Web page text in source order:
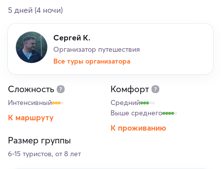
5 дней (4 ночи)
Сергей К.
Организатор путешествия
Все туры организатора
Сложность
Интенсивный
К маршруту
Комфорт
Средний
Выше среднего
К проживанию
Размер группы
6-15 туристов, от 8 лет